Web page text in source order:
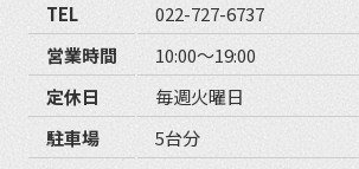
TEL
022-727-6737
営業時間
10:00〜19:00
定休日
毎週火曜日
駐車場
5台分